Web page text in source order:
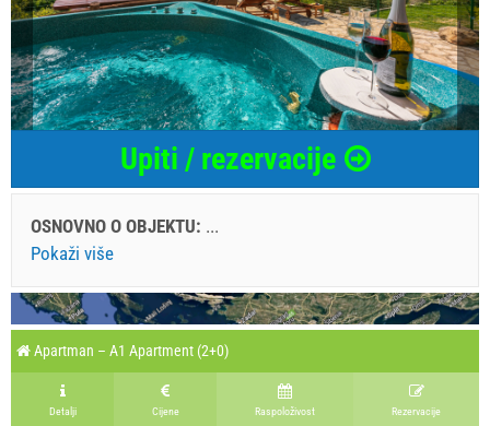
Upiti / rezervacije
OSNOVNO O OBJEKTU: ...
Pokaži više
Apartman – A1 Apartment (2+0)
Detalji Cijene Raspoloživost Rezervacije